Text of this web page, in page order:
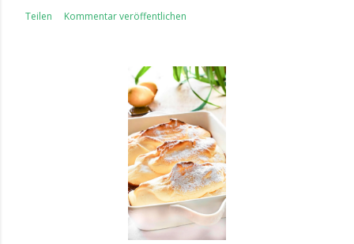
Teilen Kommentar veröffentlichen